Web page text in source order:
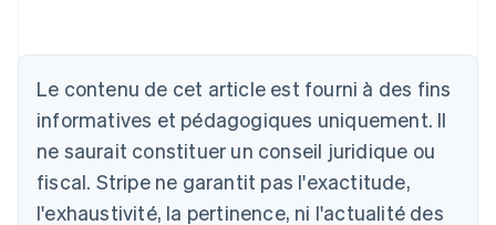
Le contenu de cet article est fourni à des fins
informatives et pédagogiques uniquement. Il
ne saurait constituer un conseil juridique ou
fiscal. Stripe ne garantit pas l'exactitude,
l'exhaustivité, la pertinence, ni l'actualité des
DeutschEnglish
English
Autriche
Deutsch English
Belgique
NederlandsFrançaisDeutschEnglish